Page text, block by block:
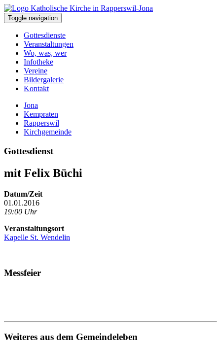
Toggle navigation
Gottesdienste
Veranstaltungen
Wo, was, wer
Infotheke
Vereine
Bildergalerie
Kontakt
Jona
Kempraten
Rapperswil
Kirchgemeinde
Gottesdienst
mit Felix Büchi
Datum/Zeit
01.01.2016
19:00 Uhr
Veranstaltungsort
Kapelle St. Wendelin
Messfeier
Weiteres aus dem Gemeindeleben